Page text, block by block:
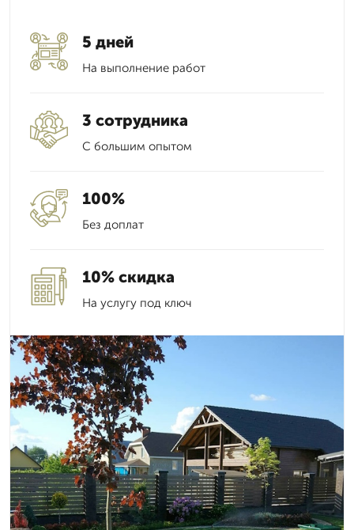
5 дней
На выполнение работ
3 сотрудника
С большим опытом
100%
Без доплат
10% скидка
На услугу под ключ